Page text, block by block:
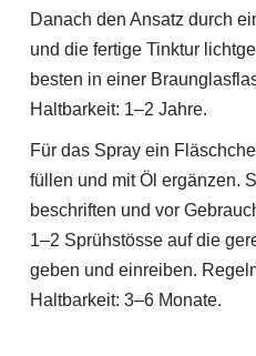
Danach den Ansatz durch
und die fertige Tinktur
besten in einer
Haltbarkeit: 1–2 Jahre.
Für das Spray ein
füllen und mit Öl ergänzen.
beschriften und vor
1–2 Sprühstösse auf die
geben und einreiben.
Haltbarkeit: 3–6 Monate.